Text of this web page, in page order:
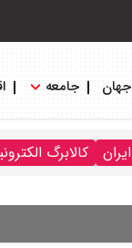
جهان جامعه
کالابرگ